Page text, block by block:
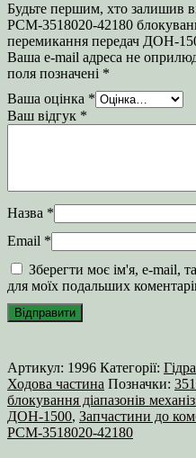
Будьте першим, хто залишив
РСМ-3518020-42180
перемикання передач ДОН-
Ваша e-mail адреса не
поля позначені *
Ваша оцінка *
Ваш відгук *
Назва *
Email *
Зберегти моє ім'я, e-mail,
для моїх подальших
Артикул: 1996 Категорії:
Ходова частина Позначки:
блокування діапазонів
ДОН-1500, Запчастини до
РСМ-3518020-42180